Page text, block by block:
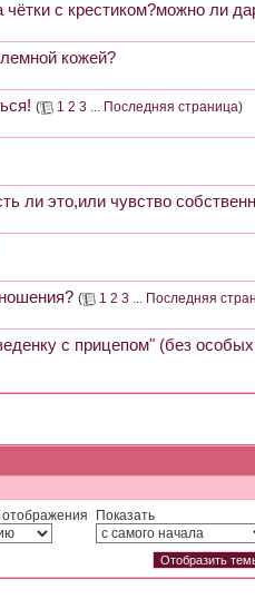
чётки с крестиком?можно ли
кожей?
( 1 2 3 ... Последняя страница)
ли это,или чувство
( 1 2 3 ... Последняя
с прицепом" (без
отображения Показать